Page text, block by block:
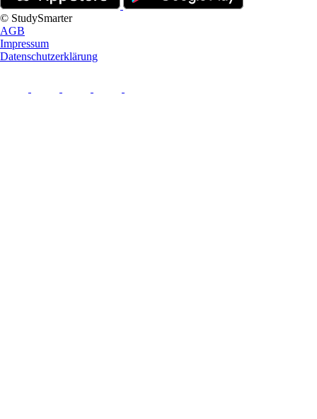
© StudySmarter
AGB
Impressum
Datenschutzerklärung